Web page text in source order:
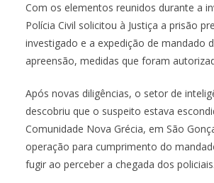
Com os elementos reunidos durante a
Polícia Civil solicitou à Justiça a prisão
investigado e a expedição de mandado
apreensão, medidas que foram
Após novas diligências, o setor de
descobriu que o suspeito estava
Comunidade Nova Grécia, em São
operação para cumprimento do
fugir ao perceber a chegada dos policiais.